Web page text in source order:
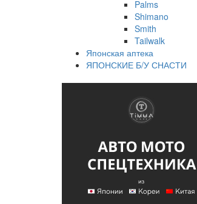
Palms
Shimano
Smith
Tailwalk
Японская аптека
ЯПОНСКИЕ Б/У СНАСТИ